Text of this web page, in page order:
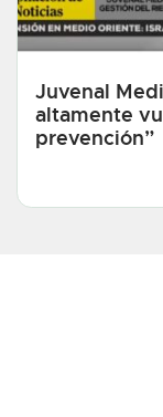
Juvenal
altamente
prevención”